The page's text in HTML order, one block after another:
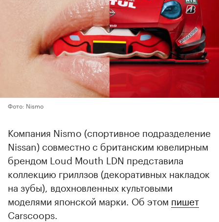
Фото: Nismo
Компания Nismo (спортивное подразделение
Nissan) совместно с британским ювелирным
брендом Loud Mouth LDN представила
коллекцию гриллзов (декоративных накладок
на зубы), вдохновленных культовыми
моделями японской марки. Об этом пишет
Carscoops.